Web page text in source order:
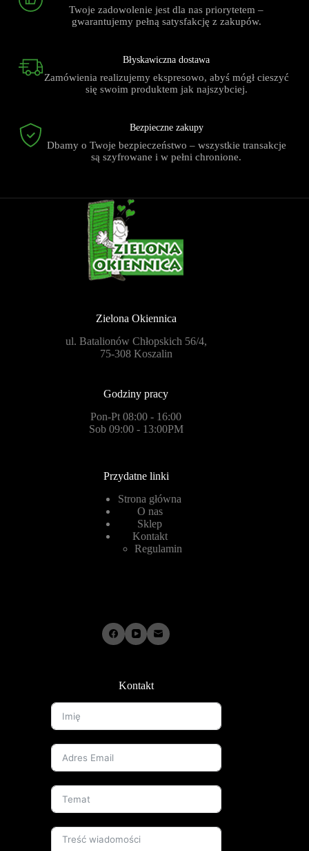
Twoje zadowolenie jest dla nas priorytetem –
gwarantujemy pełną satysfakcję z zakupów.
Błyskawiczna dostawa
Zamówienia realizujemy ekspresowo, abyś mógł cieszyć
się swoim produktem jak najszybciej.
Bezpieczne zakupy
Dbamy o Twoje bezpieczeństwo – wszystkie transakcje
są szyfrowane i w pełni chronione.
Zielona Okiennica
ul. Batalionów Chłopskich 56/4,
75-308 Koszalin
Godziny pracy
Pon-Pt 08:00 - 16:00
Sob 09:00 - 13:00PM
Przydatne linki
Strona główna
O nas
Sklep
Kontakt
Regulamin
Kontakt